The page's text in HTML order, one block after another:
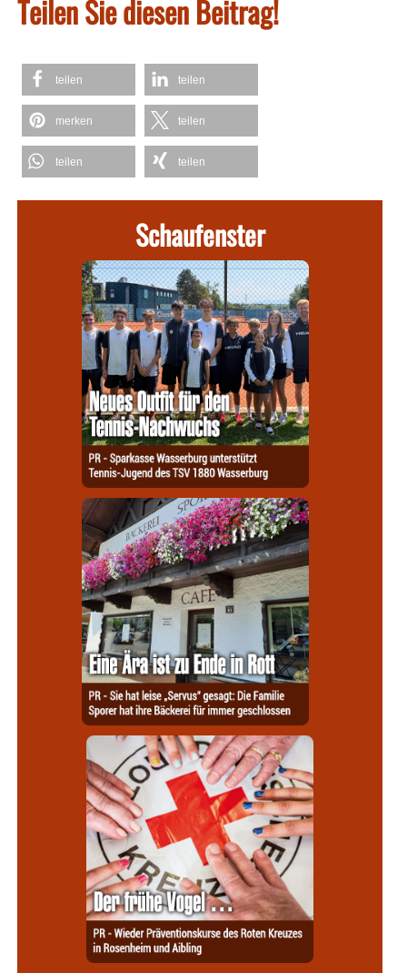
Teilen Sie diesen Beitrag!
teilen teilen
merken teilen
teilen teilen
Schaufenster